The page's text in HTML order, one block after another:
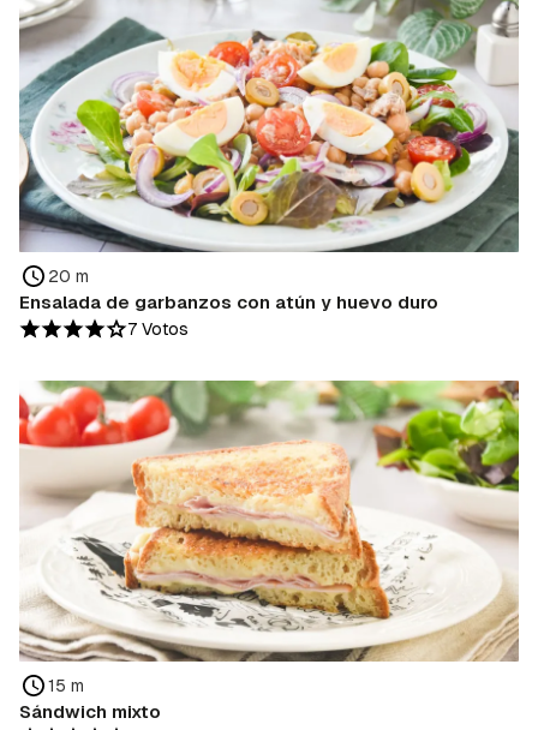
20 m
Ensalada de garbanzos con atún y huevo duro
7 Votos
15 m
Sándwich mixto